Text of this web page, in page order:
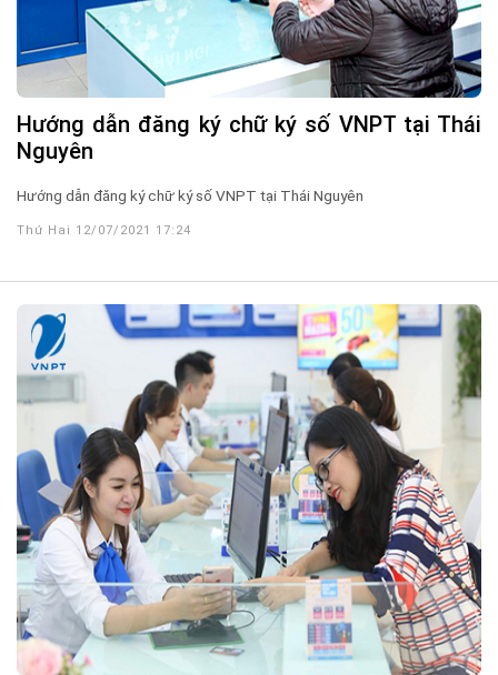
Hướng dẫn đăng ký chữ ký số VNPT tại Thái
Nguyên
Hướng dẫn đăng ký chữ ký số VNPT tại Thái Nguyên
Thứ Hai 12/07/2021 17:24